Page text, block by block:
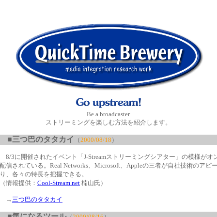
Be a broadcaster.
ストリーミングを楽しむ方法を紹介します。
■三つ巴のタタカイ （2000/08/18 ）
8/3に開催されたイベント「J-Streamストリーミングシアター」の模様がオ
配信されている。Real Networks、Microsoft、Appleの三者が自社技術のアピ
り、各々の特長を把握できる。
（情報提供： Cool-Stream.net 楠山氏）
→三つ巴のタタカイ